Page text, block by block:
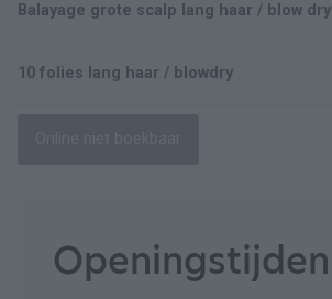
Balayage grote scalp lang haar / blow dry
10 folies lang haar / blowdry
Openingstijden